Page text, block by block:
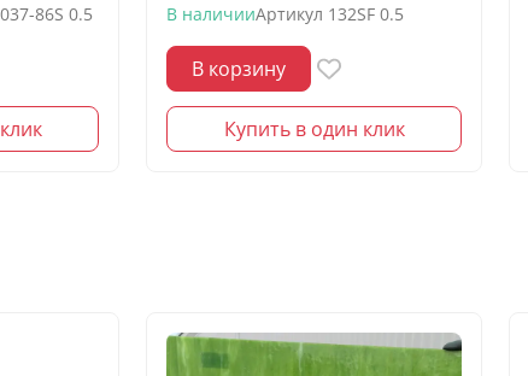
86S 0.5 В наличииАртикул 132SF 0.5
В корзину
Купить в один клик